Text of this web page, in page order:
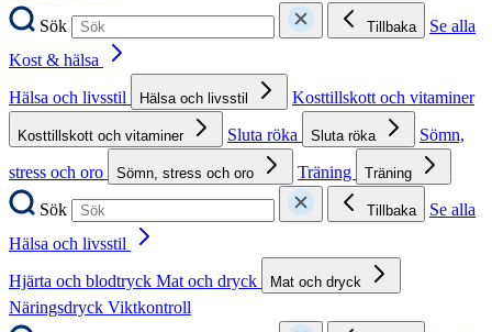
Sök
Tillbaka
Se alla
Kost & hälsa
Hälsa och livsstil
Hälsa och livsstil Kosttillskott och vitaminer
Kosttillskott och vitaminer Sluta röka Sluta röka
Sömn,
stress och oro
Sömn, stress och oro Träning Träning
Sök Tillbaka
Se alla
Hälsa och livsstil
Hjärta och blodtryck Mat och dryck Mat och dryck
Näringsdryck Viktkontroll